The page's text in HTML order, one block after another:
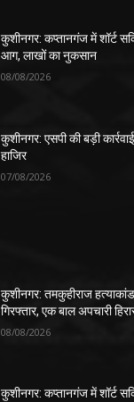
कुशीनगर: कप्तानगंज में शॉर्ट
आग, लाखों का नुकसान
08/08/2026
कुशीनगर: एसपी की बड़ी
हाजिर
07/08/2026
कुशीनगर: तमकुहीराज
गिरफ्तार, एक बाल अपचारी
08/08/2026
कुशीनगर: कप्तानगंज में शॉर्ट